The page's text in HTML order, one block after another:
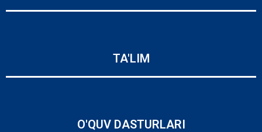
TA'LIM
O'QUV DASTURLARI